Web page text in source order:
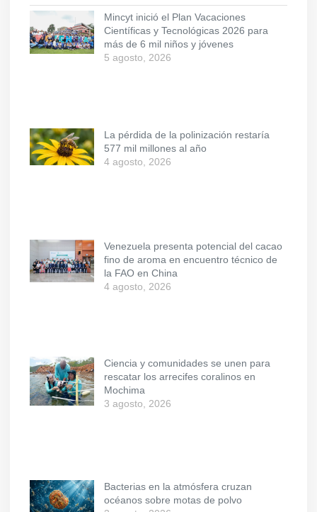
Mincyt inició el Plan Vacaciones
Científicas y Tecnológicas 2026 para
más de 6 mil niños y jóvenes
5 agosto, 2026
La pérdida de la polinización restaría
577 mil millones al año
4 agosto, 2026
Venezuela presenta potencial del cacao
fino de aroma en encuentro técnico de
la FAO en China
4 agosto, 2026
Ciencia y comunidades se unen para
rescatar los arrecifes coralinos en
Mochima
3 agosto, 2026
Bacterias en la atmósfera cruzan
océanos sobre motas de polvo